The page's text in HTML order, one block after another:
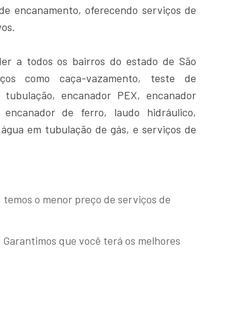
encanamento, oferecendo serviços de
a todos os bairros do estado de São
como caça-vazamento, teste de
encanador PEX, encanador
de ferro, laudo hidráulico,
em tubulação de gás, e serviços de
o menor preço de serviços de
que você terá os melhores